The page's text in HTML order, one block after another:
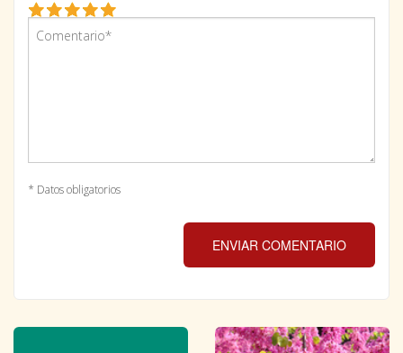
* Datos obligatorios
ENVIAR COMENTARIO